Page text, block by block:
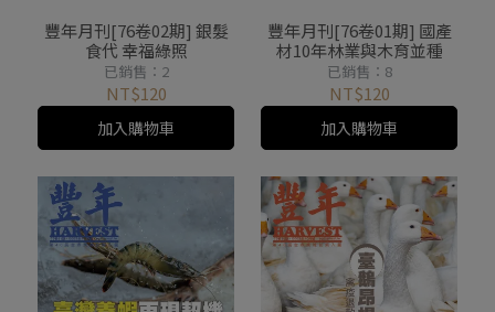
豐年月刊[76卷02期] 銀髮
食代 幸福綠照
已銷售：2
NT$120
加入購物車
豐年月刊[76卷01期] 國產
材10年林業與木育並種
已銷售：8
NT$120
加入購物車